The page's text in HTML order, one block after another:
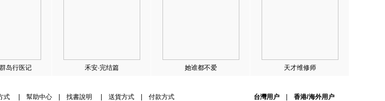
岛行医记 禾安·完结篇 她谁都不爱 天才维修师
式| 幫助中心| 找書說明 送貨方式| 付款方式 台灣用户 香港/海外用户